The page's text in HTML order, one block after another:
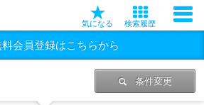
気になる 検索履歴
料会員登録はこちらから
条件変更